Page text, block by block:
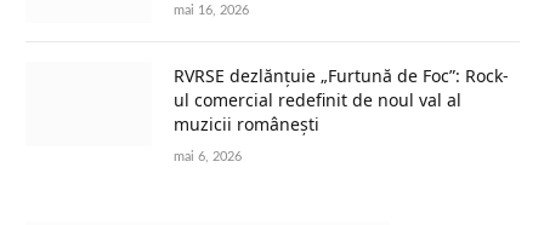
mai 16, 2026
RVRSE dezlănțuie „Furtună de Foc”: Rock-
ul comercial redefinit de noul val al
muzicii românești
mai 6, 2026